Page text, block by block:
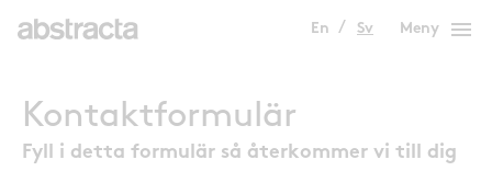
En Sv Meny menu
Kontaktformulär
Fyll i detta formulär så återkommer vi till dig